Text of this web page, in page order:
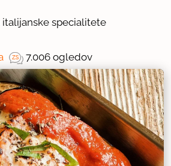
specialitete
7.006 ogledov